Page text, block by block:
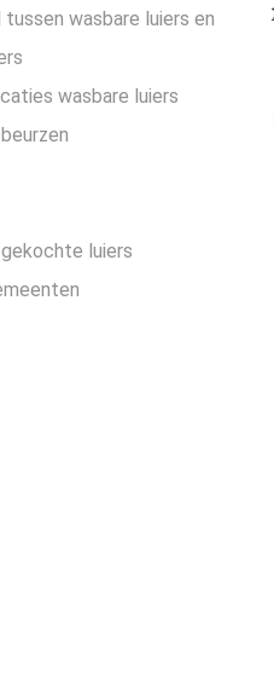
tussen wasbare luiers en
wasbare luiers
luiers